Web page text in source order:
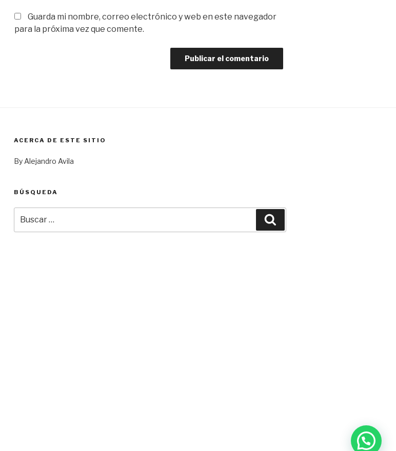
Guarda mi nombre, correo electrónico y web en este navegador
para la próxima vez que comente.
ACERCA DE ESTE SITIO
By Alejandro Avila
BÚSQUEDA
por: